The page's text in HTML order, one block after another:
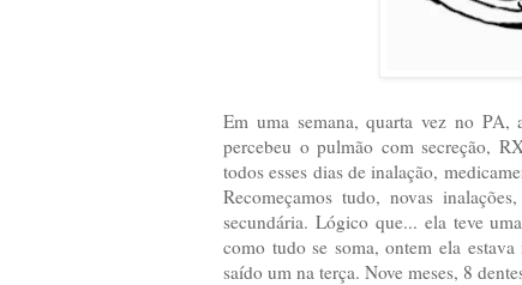
Em uma semana, quarta vez no PA,
percebeu o pulmão com secreção,
todos esses dias de inalação,
Recomeçamos tudo, novas
secundária. Lógico que... ela teve
como tudo se soma, ontem ela
saído um na terça. Nove meses, 8